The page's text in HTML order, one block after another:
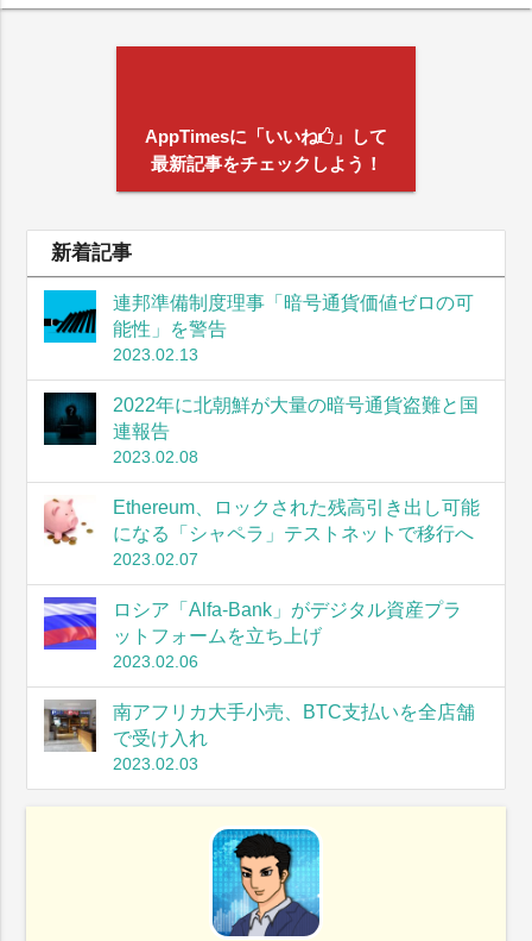
AppTimesに「いいね
」して
最新記事をチェックしよう！
新着記事
連邦準備制度理事「暗号通貨価値ゼロの可
能性」を警告
2023.02.13
2022年に北朝鮮が大量の暗号通貨盗難と国
連報告
2023.02.08
Ethereum、ロックされた残高引き出し可能
になる「シャペラ」テストネットで移行へ
2023.02.07
ロシア「Alfa-Bank」がデジタル資産プラ
ットフォームを立ち上げ
2023.02.06
南アフリカ大手小売、BTC支払いを全店舗
で受け入れ
2023.02.03